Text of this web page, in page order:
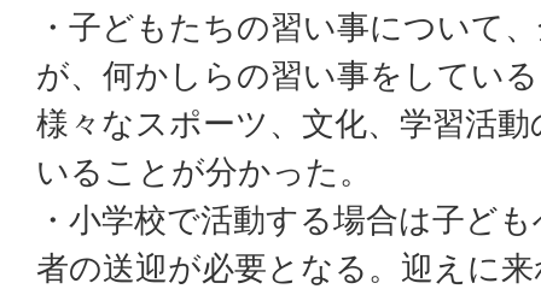
・子どもたちの習い事について
が、何かしらの習い事をしてい
様々なスポーツ、文化、学習活
いることが分かった。
・小学校で活動する場合は子ど
者の送迎が必要となる。迎えに